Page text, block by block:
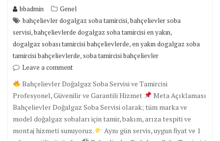
bbadmin
Genel
bahçelievler dogalgaz soba tamircisi,bahçelievler soba
servisi,bahçelievlerde dogalgaz soba tamircisi en yakın,
dogalgaz sobası tamircisi bahçelievlerde,en yakın dogalgaz soba
tamircisi bahçelievlerde,soba tamircisi bahçelievler
Leave a comment
Bahçelievler Doğalgaz Soba Servisi ve Tamircisi
Profesyonel, Güvenilir ve Garantili Hizmet
Meta Açıklaması
Bahçelievler Doğalgaz Soba Servisi olarak; tüm marka ve
model doğalgaz sobaları için tamir, bakım, arıza tespiti ve
montaj hizmeti sunuyoruz.
Aynı gün servis, uygun fiyat ve 1